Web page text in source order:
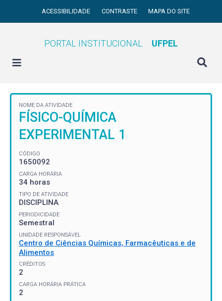
ACESSIBILIDADE CONTRASTE MAPA DO SITE
PORTAL INSTITUCIONAL UFPEL
NOME DA ATIVIDADE
FÍSICO-QUÍMICA
EXPERIMENTAL 1
CÓDIGO
1650092
CARGA HORÁRIA
34 horas
TIPO DE ATIVIDADE
DISCIPLINA
PERIODICIDADE
Semestral
UNIDADE RESPONSÁVEL
Centro de Ciências Químicas, Farmacêuticas e de
Alimentos
CRÉDITOS
2
CARGA HORÁRIA PRÁTICA
2